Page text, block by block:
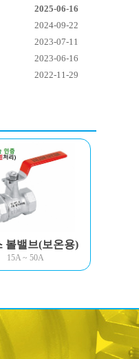
2025-06-16
2024-09-22
2023-07-11
2023-06-16
2022-11-29
볼밸브(보온용)
15A ~ 50A